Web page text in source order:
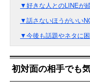
▼好きな人とのLINEが
▼話さないほうがいい
▼今後も話題やネタに
初対面の相手でも